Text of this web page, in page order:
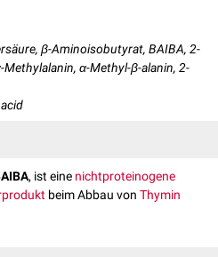
β-Aminoisobutyrat, BAIBA, 2-
α-Methyl-β-alanin, 2-
, ist eine nichtproteinogene
beim Abbau von Thymin